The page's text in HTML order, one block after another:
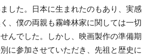
した。日本に生まれたのもあり、実感
、僕の両親も霧峰林家に関しては一切
んでした。しかし、映画製作の準備期
に参加させていただき、先祖と歴史に